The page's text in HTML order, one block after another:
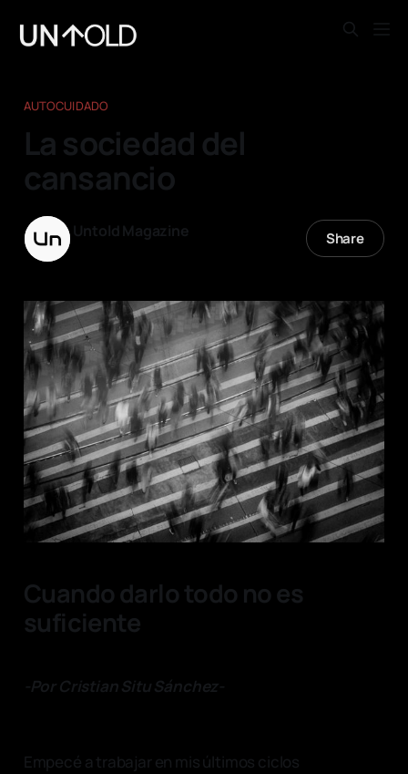
AUTOCUIDADO
La sociedad del
cansancio
Untold Magazine Share
Cuando darlo todo no es
suficiente
-Por Cristian Situ Sánchez-
Empecé a trabajar en mis últimos ciclos